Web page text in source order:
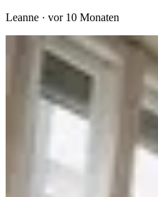
Leanne · vor 10 Monaten